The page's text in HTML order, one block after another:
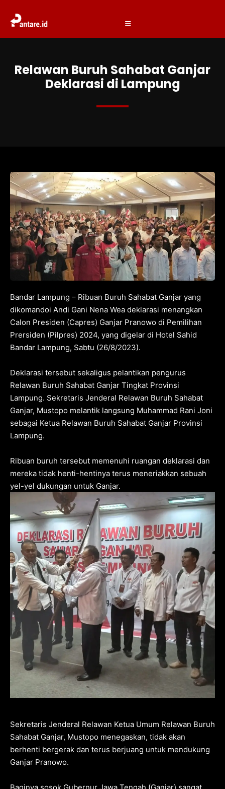
Relawan Buruh Sahabat Ganjar
Deklarasi di Lampung
Bandar Lampung – Ribuan Buruh Sahabat Ganjar yang
dikomandoi Andi Gani Nena Wea deklarasi menangkan
Calon Presiden (Capres) Ganjar Pranowo di Pemilihan
Prersiden (Pilpres) 2024, yang digelar di Hotel Sahid
Bandar Lampung, Sabtu (26/8/2023).
Deklarasi tersebut sekaligus pelantikan pengurus
Relawan Buruh Sahabat Ganjar Tingkat Provinsi
Lampung. Sekretaris Jenderal Relawan Buruh Sahabat
Ganjar, Mustopo melantik langsung Muhammad Rani Joni
sebagai Ketua Relawan Buruh Sahabat Ganjar Provinsi
Lampung.
Ribuan buruh tersebut memenuhi ruangan deklarasi dan
mereka tidak henti-hentinya terus meneriakkan sebuah
yel-yel dukungan untuk Ganjar.
Sekretaris Jenderal Relawan Ketua Umum Relawan Buruh
Sahabat Ganjar, Mustopo menegaskan, tidak akan
berhenti bergerak dan terus berjuang untuk mendukung
Ganjar Pranowo.